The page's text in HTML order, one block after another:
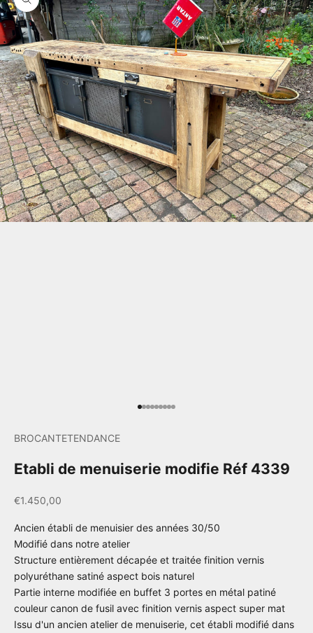
Zoomer sur l'image
Aller à l'élément 1
Aller à l'élément 2
Aller à l'élément 3
Aller à l'élément 4
Aller à l'élément 5
Aller à l'élément 6
Aller à l'élément 7
Aller à l'élément 8
Aller à l'élément 9
BROCANTETENDANCE
Etabli de menuiserie modifie Réf 4339
Prix de vente
€1.450,00
Ancien établi de menuisier des années 30/50
Modifié dans notre atelier
Structure entièrement décapée et traitée finition vernis
polyuréthane satiné aspect bois naturel
Partie interne modifiée en buffet 3 portes en métal patiné
couleur canon de fusil avec finition vernis aspect super mat
Issu d'un ancien atelier de menuiserie, cet établi modifié dans